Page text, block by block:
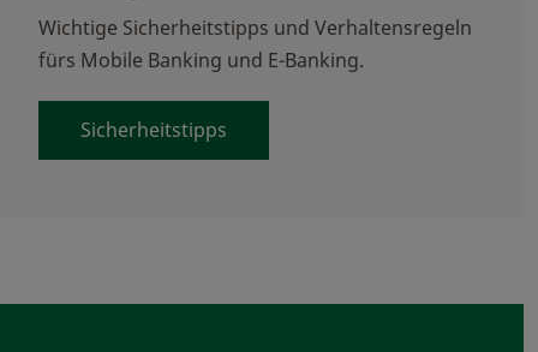
Wichtige Sicherheitstipps und Verhaltensregeln
fürs Mobile Banking und E-Banking.
Sicherheitstipps